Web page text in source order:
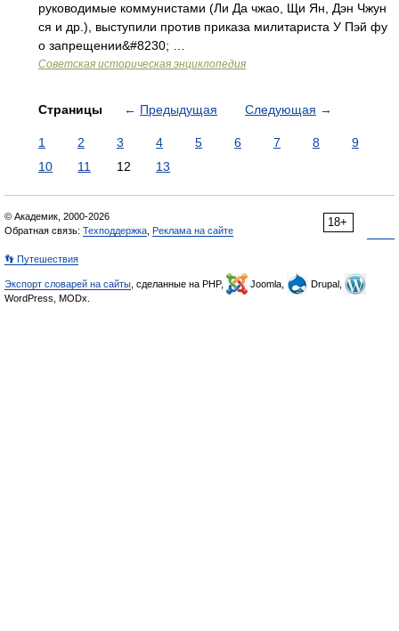
руководимые коммунистами (Ли Да чжао, Щи Ян, Дэн Чжун
ся и др.), выступили против приказа милитариста У Пэй фу
о запрещении&#8230; …
Советская историческая энциклопедия
Страницы ← Предыдущая Следующая →
1 2 3 4 5 6 7 8
9
10
11 12 13
18+
© Академик, 2000-2026
Обратная связь: Техподдержка Реклама на сайте
👣 Путешествия
Экспорт словарей на сайты , сделанные на PHP, Joomla,
Drupal,
WordPress, MODx.